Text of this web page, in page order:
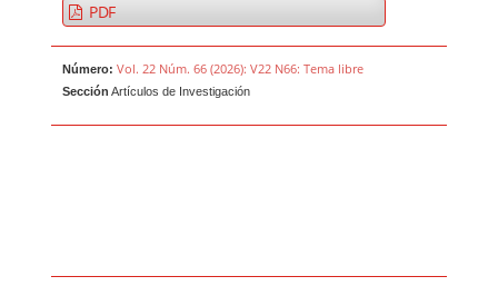
PDF
Número: Vol. 22 Núm. 66 (2026): V22 N66: Tema libre
Sección Artículos de Investigación